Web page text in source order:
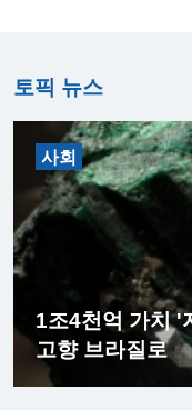
토픽 뉴스
사회
1조4천억 가치 '
고향 브라질로